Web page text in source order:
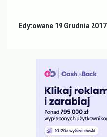
Edytowane 19 Grudnia 2017